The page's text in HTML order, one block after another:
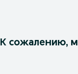
К сожалению,